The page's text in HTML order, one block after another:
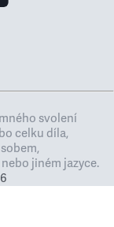
svolení
celku díla,
jiném jazyce.